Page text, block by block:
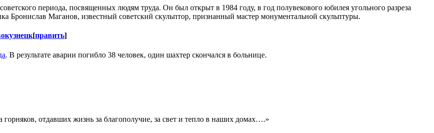
периода, посвященных людям труда. Он был открыт в 1984 году, в год полувекового юбилея угольного разреза
Бронислав Маганов, известный советский скульптор, признанный мастер монументальной скульптуры.
[править]
. В результате аварии погибло 38 человек, один шахтер скончался в больнице.
отдавших жизнь за благополучие, за свет и тепло в наших домах….»